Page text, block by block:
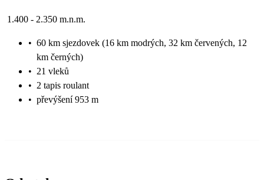
1.400 - 2.350 m.n.m.
• 60 km sjezdovek (16 km modrých, 32 km červených, 12
km černých)
• 21 vleků
• 2 tapis roulant
• převýšení 953 m